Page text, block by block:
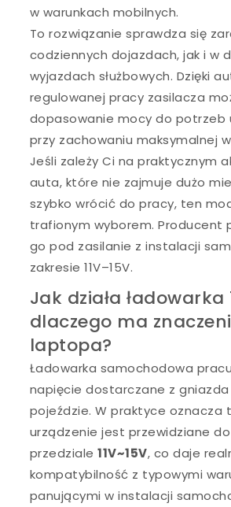
w warunkach mobilnych.
To rozwiązanie sprawdza się
codziennych dojazdach, jak i w
wyjazdach służbowych. Dzięki
regulowanej pracy zasilacza
dopasowanie mocy do potrzeb
przy zachowaniu maksymalnej
Jeśli zależy Ci na praktycznym
auta, które nie zajmuje dużo
szybko wrócić do pracy, ten
trafionym wyborem. Producent
go pod zasilanie z instalacji
zakresie 11V–15V.
Jak działa ładowarka
dlaczego ma
laptopa?
Ładowarka samochodowa
napięcie dostarczane z gniazda
pojeździe. W praktyce oznacza
urządzenie jest przewidziane
przedziale11V~15V, co daje
kompatybilność z typowymi
panującymi w instalacji